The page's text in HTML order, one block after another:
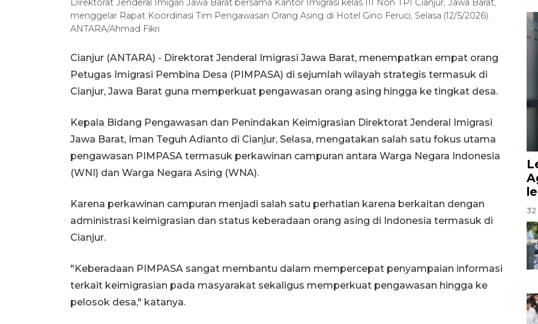
Direktorat Jenderal Imigari Jawa Barat bersama Kantor Imigrasi kelas III Non TPI Cianjur, Jawa Barat,
menggelar Rapat Koordinasi Tim Pengawasan Orang Asing di Hotel Gino Feruci, Selasa (12/5/2026).
ANTARA/Ahmad Fikri
Cianjur (ANTARA) - Direktorat Jenderal Imigrasi Jawa Barat, menempatkan empat orang
Petugas Imigrasi Pembina Desa (PIMPASA) di sejumlah wilayah strategis termasuk di
Cianjur, Jawa Barat guna memperkuat pengawasan orang asing hingga ke tingkat desa.
Kepala Bidang Pengawasan dan Penindakan Keimigrasian Direktorat Jenderal Imigrasi
Jawa Barat, Iman Teguh Adianto di Cianjur, Selasa, mengatakan salah satu fokus utama
pengawasan PIMPASA termasuk perkawinan campuran antara Warga Negara Indonesia
(WNI) dan Warga Negara Asing (WNA).
Karena perkawinan campuran menjadi salah satu perhatian karena berkaitan dengan
administrasi keimigrasian dan status keberadaan orang asing di Indonesia termasuk di
Cianjur.
"Keberadaan PIMPASA sangat membantu dalam mempercepat penyampaian informasi
terkait keimigrasian pada masyarakat sekaligus memperkuat pengawasan hingga ke
pelosok desa," katanya.
32